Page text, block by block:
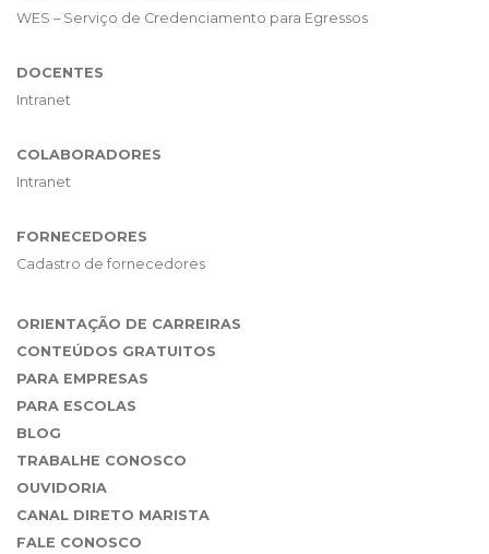
WES – Serviço de Credenciamento para Egressos
DOCENTES
Intranet
COLABORADORES
Intranet
FORNECEDORES
Cadastro de fornecedores
ORIENTAÇÃO DE CARREIRAS
CONTEÚDOS GRATUITOS
PARA EMPRESAS
PARA ESCOLAS
BLOG
TRABALHE CONOSCO
OUVIDORIA
CANAL DIRETO MARISTA
FALE CONOSCO